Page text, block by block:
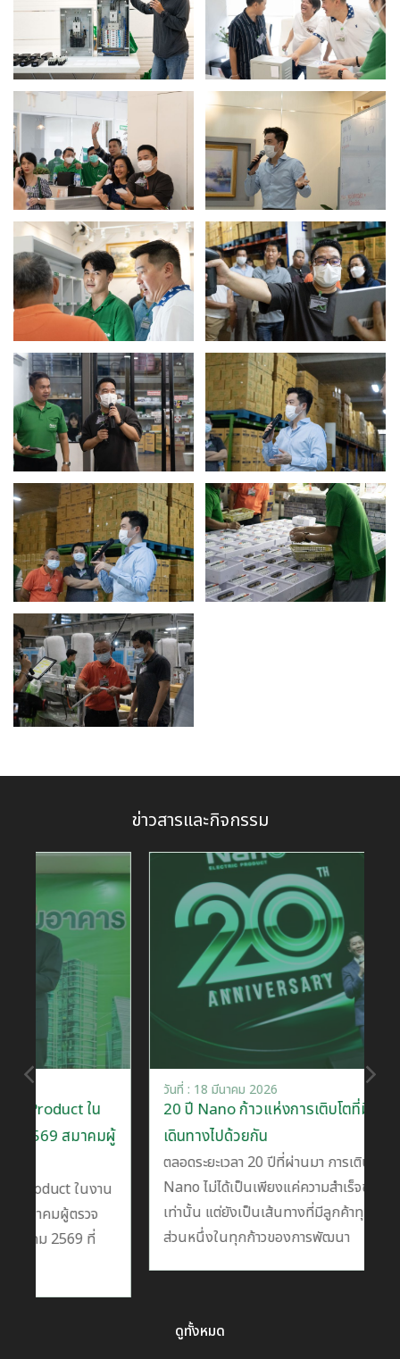
ข่าวสารและกิจกรรม
วันที่ : 18 มีนาคม 2026
20 ปี Nano ก้าวแห่งการเติบโตที่มีลูกค้าร่วม
เดินทางไปด้วยกัน
ตลอดระยะเวลา 20 ปีที่ผ่านมา การเติบโตของ
Nano ไม่ได้เป็นเพียงแค่ความสำเร็จของบริษัท
เท่านั้น แต่ยังเป็นเส้นทางที่มีลูกค้าทุกท่านร่วมเป็น
ส่วนหนึ่งในทุกก้าวของการพัฒนา
ดูทั้งหมด